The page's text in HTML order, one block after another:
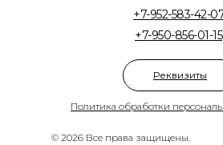
© 2026 Все права защищены.
Политика обработки
+7-950-856-01-15
+7-952-583-42-
Реквизиты